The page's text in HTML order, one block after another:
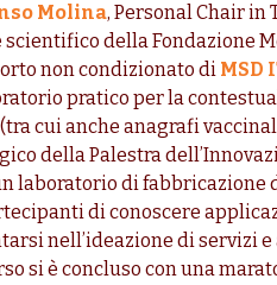
Molina, Personal Chair in
della Fondazione
non condizionato di MSD
pratico per la
cui anche anagrafi
della Palestra
laboratorio di fabbricazione
di conoscere
nell’ideazione di servizi
si è concluso con una